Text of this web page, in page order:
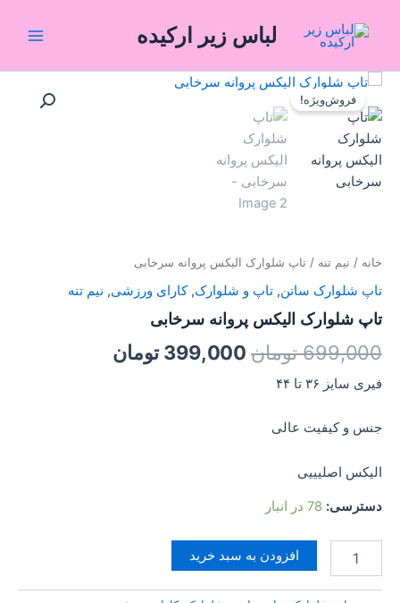
لباس زیر ارکیده
فروش‌ویژه!
خانه / نیم تنه / تاپ شلوارک الیکس پروانه سرخابی
تاپ شلوارک ساتن, تاپ و شلوارک,کارای ورزشی, نیم تنه
تاپ شلوارک الیکس پروانه سرخابی
699,000 تومان
قیمت
بود.
399,000 تومان
فیری سایز ۳۶ تا ۴۴
جنس و کیفیت عالی
الیکس اصلیییی
دسترسی: 78 در انبار
تاپ
شلوارک
الیکس
پروانه
سرخابی
عدد
افزودن به سبد خرید